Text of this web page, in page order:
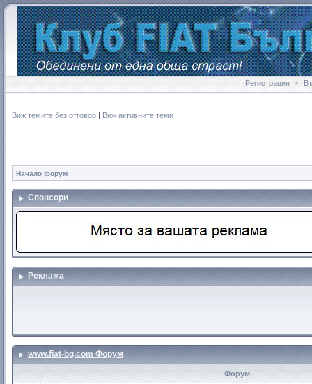
Регистрация •
Виж темите без отговор | Виж активните теми
Начало форум
Спонсори
Реклама
www.fiat-bg.com Форум
Форум